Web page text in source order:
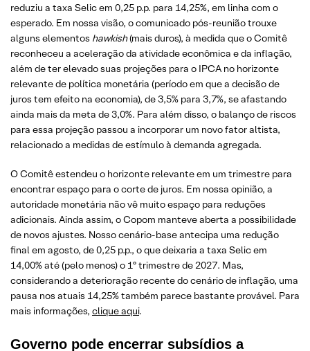
reduziu a taxa Selic em 0,25 p.p. para 14,25%, em linha com o
esperado. Em nossa visão, o comunicado pós-reunião trouxe
alguns elementos hawkish(mais duros), à medida que o Comitê
reconheceu a aceleração da atividade econômica e da inflação,
além de ter elevado suas projeções para o IPCA no horizonte
relevante de política monetária (período em que a decisão de
juros tem efeito na economia), de 3,5% para 3,7%, se afastando
ainda mais da meta de 3,0%. Para além disso, o balanço de riscos
para essa projeção passou a incorporar um novo fator altista,
relacionado a medidas de estímulo à demanda agregada.
O Comitê estendeu o horizonte relevante em um trimestre para
encontrar espaço para o corte de juros. Em nossa opinião, a
autoridade monetária não vê muito espaço para reduções
adicionais. Ainda assim, o Copom manteve aberta a possibilidade
de novos ajustes. Nosso cenário-base antecipa uma redução
final em agosto, de 0,25 p.p., o que deixaria a taxa Selic em
14,00% até (pelo menos) o 1º trimestre de 2027. Mas,
considerando a deterioração recente do cenário de inflação, uma
pausa nos atuais 14,25% também parece bastante provável. Para
mais informações, clique aqui.
Governo pode encerrar subsídios a